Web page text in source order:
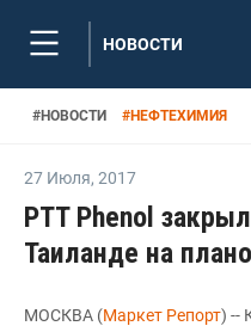
НОВОСТИ
#НОВОСТИ #НЕФТЕХИМИЯ
27 Июля, 2017
PTT Phenol
Таиланде на
МОСКВА (Маркет Репорт) --